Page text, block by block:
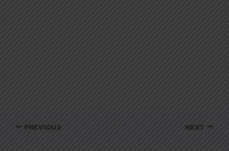
PREVIOUS NEXT